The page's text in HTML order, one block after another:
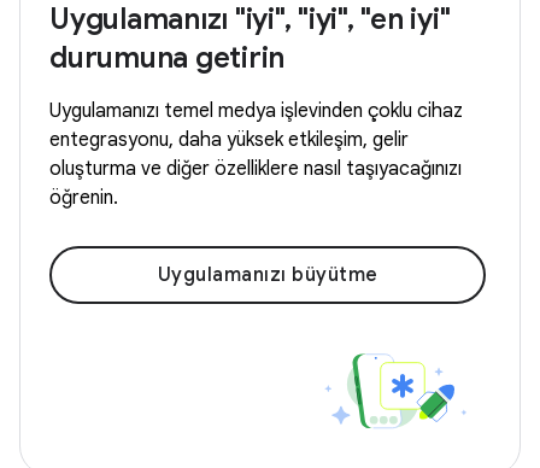
Uygulamanızı "iyi", "iyi", "en iyi"
durumuna getirin
Uygulamanızı temel medya işlevinden çoklu cihaz
entegrasyonu, daha yüksek etkileşim, gelir
oluşturma ve diğer özelliklere nasıl taşıyacağınızı
öğrenin.
Uygulamanızı büyütme